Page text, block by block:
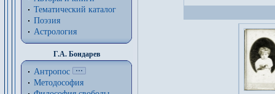
Тематический каталог
Поэзия
Астрология
Г.А. Бондарев
Антропос
Методософия